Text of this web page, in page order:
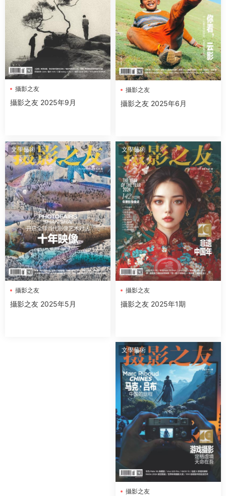
攝影之友
攝影之友 2025年9月
攝影之友
攝影之友 2025年6月
文學藝術
攝影之友
攝影之友 2025年5月
文學藝術
攝影之友
攝影之友 2025年1期
文學藝術
攝影之友